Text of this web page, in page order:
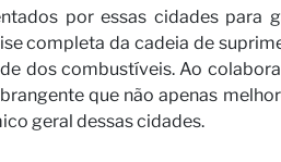
por essas cidades para
completa da cadeia de
dos combustíveis. Ao
que não apenas
geral dessas cidades.